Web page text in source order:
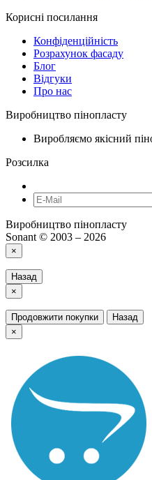
Корисні посилання
Конфіденційність
Розрахунок фасаду
Блог
Відгуки
Про нас
Виробництво пінопласту
Виробляємо якісний
Розсилка
Виробництво пінопласту
Sonant © 2003 – 2026
×
Назад
×
Продовжити покупки
Назад
×